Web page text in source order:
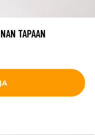
TAPAAN